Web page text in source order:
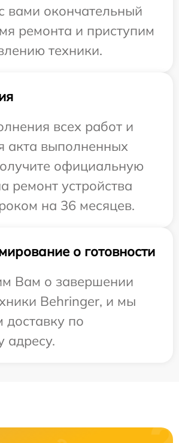
вами окончательный
ремонта и приступим
техники.
всех работ и
акта выполненных
официальную
ремонт устройства
на 36 месяцев.
о готовности
Вам о завершении
Behringer, и мы
доставку по
адресу.